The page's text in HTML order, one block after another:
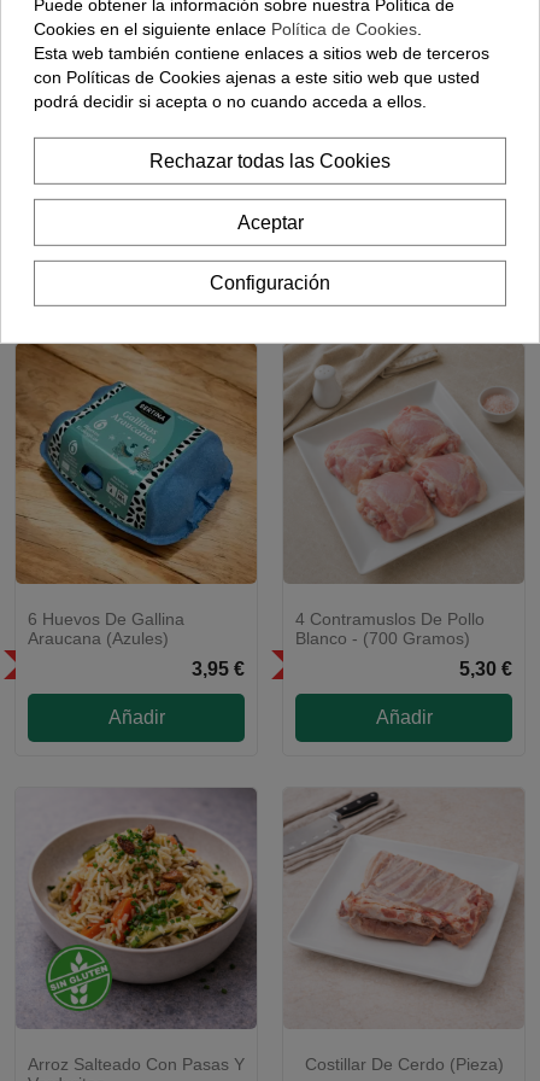
Pollo De
Caserío Luma
Gorri - (2 Kilos
Aprox)
Entresijos De
Cordero - (500
Gramos Aprox)
Añadir
Los clientes que adquirieron este
producto también compraron:
6 Huevos De Gallina
Araucana (azules)
3,95 €
Añadir
4 Contramuslos De Pollo
Blanco - (700 Gramos)
5,30 €
Añadir
Arroz Salteado Con Pasas Y
Costillar De Cerdo (pieza)
Puede obtener la información sobre nuestra Política de
Cookies en el siguiente enlace Política de Cookies
Esta web también contiene enlaces a sitios web de terceros
con Políticas de Cookies ajenas a este sitio web que usted
podrá decidir si acepta o no cuando acceda a ellos.
Rechazar todas las Cookies
Aceptar
Configuración